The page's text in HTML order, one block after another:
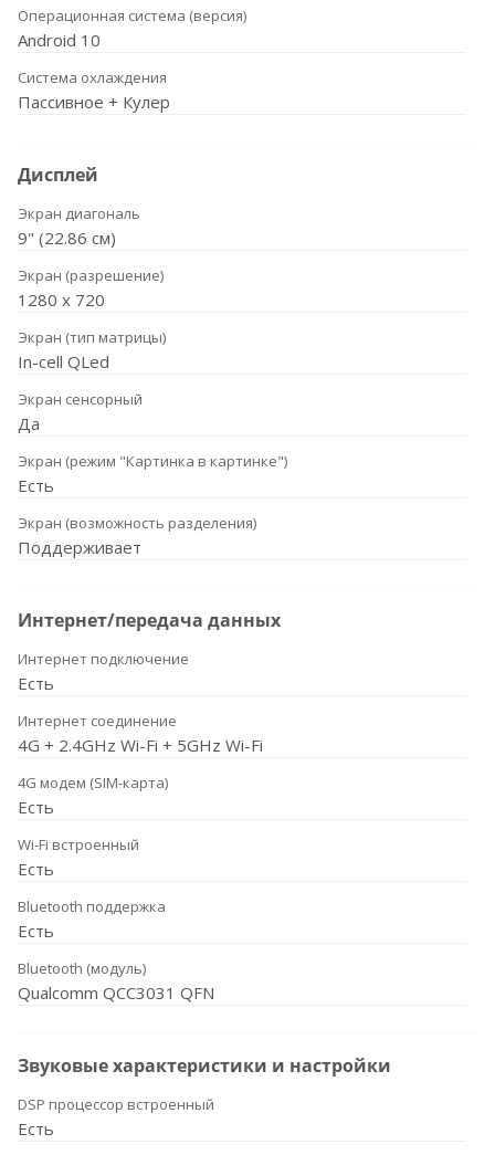
Операционная система (версия)
Android 10
Система охлаждения
Пассивное + Кулер
Дисплей
Экран диагональ
9" (22.86 см)
Экран (разрешение)
1280 х 720
Экран (тип матрицы)
In-cell QLed
Экран сенсорный
Да
Экран (режим "Картинка в картинке")
Есть
Экран (возможность разделения)
Поддерживает
Интернет/передача данных
Интернет подключение
Есть
Интернет соединение
4G + 2.4GHz Wi-Fi + 5GHz Wi-Fi
4G модем (SIM-карта)
Есть
Wi-Fi встроенный
Есть
Bluetooth поддержка
Есть
Bluetooth (модуль)
Qualcomm QCC3031 QFN
Звуковые характеристики и настройки
DSP процессор встроенный
Есть